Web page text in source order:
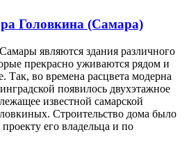
Головкина (Самара)
являются здания различного
прекрасно уживаются рядом и
Так, во времена расцвета модерна
появилось двухэтажное
известной самарской
Строительство дома было
его владельца и по